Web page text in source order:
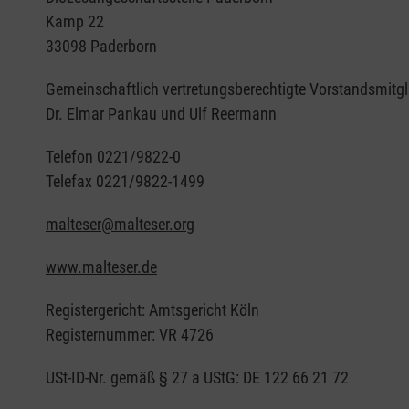
Kamp 22
33098 Paderborn
Gemeinschaftlich vertretungsberechtigte
Dr. Elmar Pankau und Ulf Reermann
Telefon 0221/9822-0
Telefax 0221/9822-1499
malteser@malteser.org
www.malteser.de
Registergericht: Amtsgericht Köln
Registernummer: VR 4726
USt-ID-Nr. gemäß § 27 a UStG: DE 122 66 21 72